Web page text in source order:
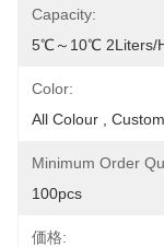
Capacity:
5℃～10℃ 2Liters/
Color:
All Colour ,
Minimum Order
100pcs
価格: